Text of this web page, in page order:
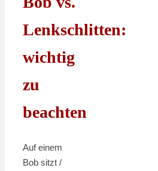
Lenkschlitten:
wichtig
zu
beachten
Auf einem
Bob sitzt /